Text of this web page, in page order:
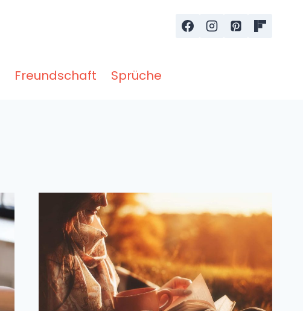
Freundschaft Sprüche